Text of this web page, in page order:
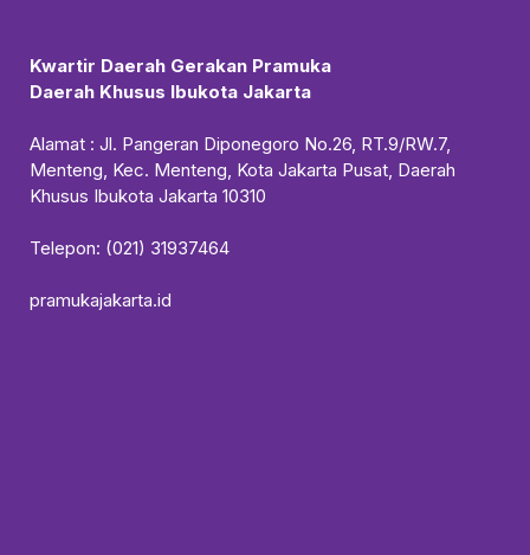
Kwartir Daerah Gerakan Pramuka
Daerah Khusus Ibukota Jakarta
Alamat : Jl. Pangeran Diponegoro No.26, RT.9/RW.7,
Menteng, Kec. Menteng, Kota Jakarta Pusat, Daerah
Khusus Ibukota Jakarta 10310
Telepon: (021) 31937464
pramukajakarta.id